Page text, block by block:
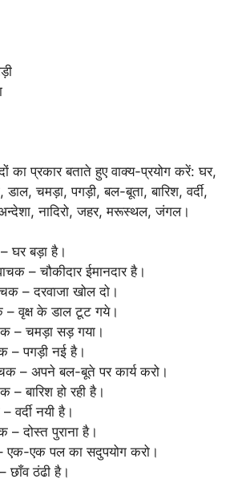
का प्रकार बताते हुए वाक्य-प्रयोग करें: घर,
डाल, चमड़ा, पगड़ी, बल-बूता, बारिश, वर्दी,
नादिरो, जहर, मरूस्थल, जंगल।
घर बड़ा है।
– चौकीदार ईमानदार है।
– दरवाजा खोल दो।
– वृक्ष के डाल टूट गये।
– चमड़ा सड़ गया।
– पगड़ी नई है।
– अपने बल-बूते पर कार्य करो।
– बारिश हो रही है।
वर्दी नयी है।
– दोस्त पुराना है।
एक-एक पल का सदुपयोग करो।
छाँव ठंढी है।